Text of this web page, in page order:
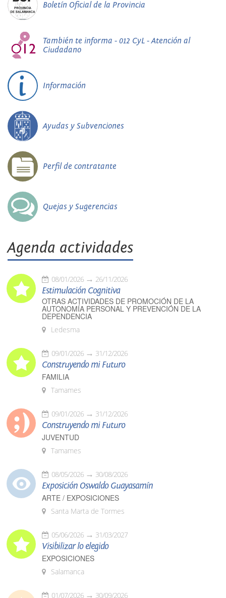
Boletín Oficial de la Provincia
También te informa - 012 CyL - Atención al
Ciudadano
Información
Ayudas y Subvenciones
Perfil de contratante
Quejas y Sugerencias
Agenda actividades
08/01/2026 26/11/2026
Estimulación Cognitiva
OTRAS ACTIVIDADES DE PROMOCIÓN DE LA
AUTONOMÍA PERSONAL Y PREVENCIÓN DE LA
DEPENDENCIA
Ledesma
09/01/2026 31/12/2026
Construyendo mi Futuro
FAMILIA
Tamames
09/01/2026 31/12/2026
Construyendo mi Futuro
JUVENTUD
Tamames
08/05/2026 30/08/2026
Exposición Oswaldo Guayasamín
ARTE / EXPOSICIONES
Santa Marta de Tormes
05/06/2026 31/03/2027
Visibilizar lo elegido
EXPOSICIONES
Salamanca
01/07/2026 30/09/2026